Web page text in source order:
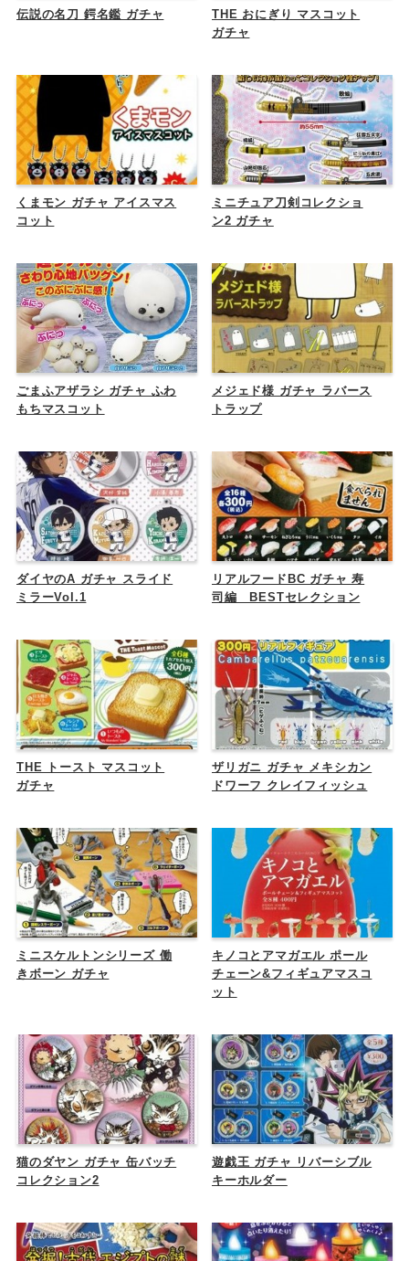
伝説の名刀 鍔名鑑 ガチャ
THE おにぎり マスコット
ガチャ
くまモン ガチャ アイスマス
コット
ミニチュア刀剣コレクショ
ン2 ガチャ
ごまふアザラシ ガチャ ふわ
もちマスコット
メジェド様 ガチャ ラバース
トラップ
ダイヤのA ガチャ スライド
ミラーVol.1
リアルフードBC ガチャ 寿
司編 BESTセレクション
THE トースト マスコット
ガチャ
ザリガニ ガチャ メキシカン
ドワーフ クレイフィッシュ
ミニスケルトンシリーズ 働
きボーン ガチャ
キノコとアマガエル ポール
チェーン&フィギュアマスコ
ット
猫のダヤン ガチャ 缶バッチ
コレクション2
遊戯王 ガチャ リバーシブル
キーホルダー